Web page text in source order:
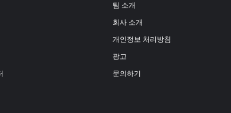
팀 소개
회사 소개
개인정보 처리방침
광고
문의하기